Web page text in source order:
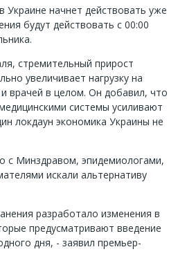
Украине начнет действовать уже
будут действовать с 00:00
стремительный прирост
увеличивает нагрузку на
врачей в целом. Он добавил, что
системы усиливают
локдаун экономика Украины не
с Минздравом, эпидемиологами,
искали альтернативу
разработало изменения в
предусматривают введение
дня, - заявил премьер-